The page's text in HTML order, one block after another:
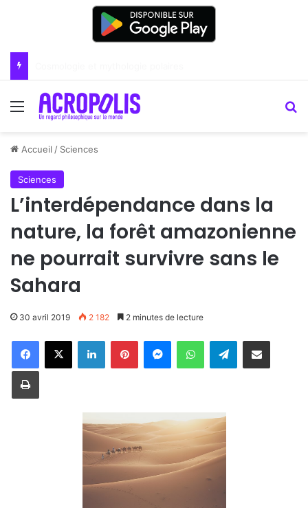
Menu
Accueil / Sciences
Sciences
L’interdépendance dans la
nature, la forêt amazonienne
ne pourrait survivre sans le
Sahara
30 avril 2019 2 182 2 minutes de lecture
LinkedinPinterestMessengerWhatsAppTelegramPartager par email
Imprimer